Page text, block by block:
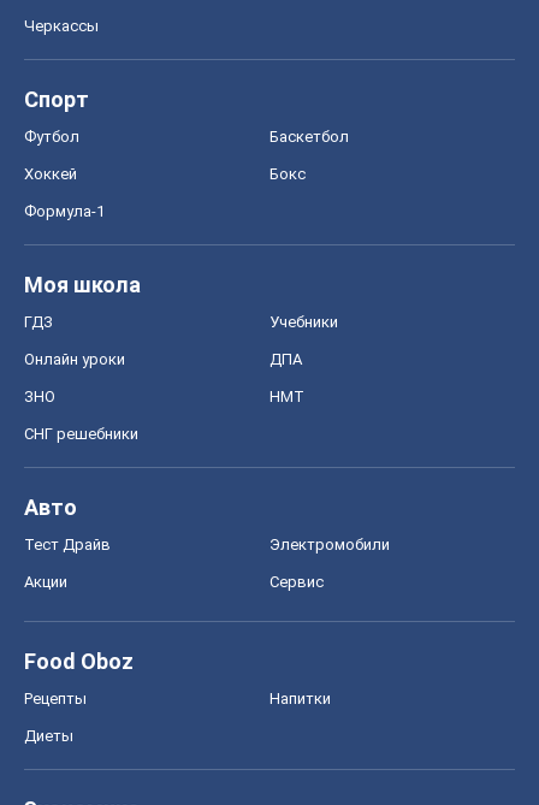
Черкассы
Спорт
Футбол Баскетбол
Хоккей Бокс
Формула-1
Моя школа
ГДЗ Учебники
Онлайн уроки ДПА
ЗНО НМТ
СНГ решебники
Авто
Тест Драйв Электромобили
Акции Сервис
Food Oboz
Рецепты Напитки
Диеты